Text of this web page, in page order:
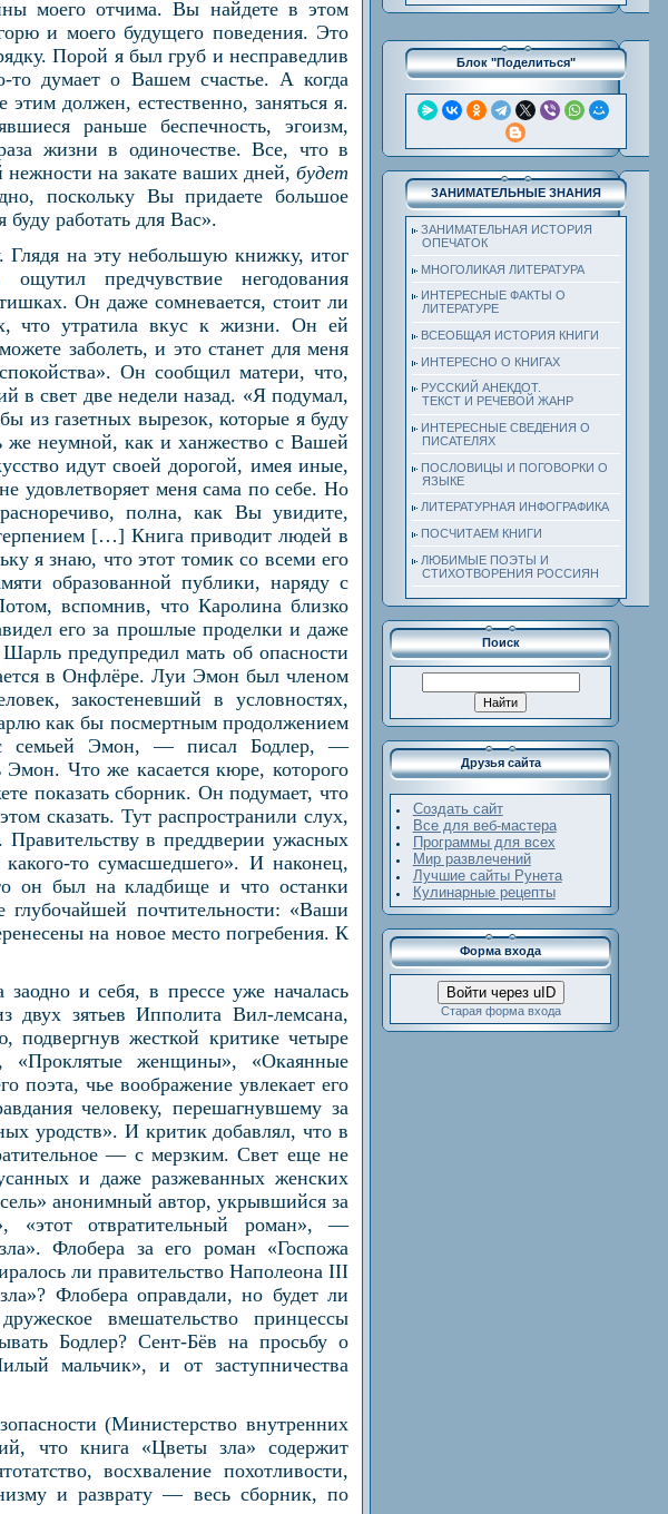
моего отчима. Вы найдете в этом
и моего будущего поведения. Это
Порой я был груб и несправедлив
думает о Вашем счастье. А когда
должен, естественно, заняться я.
раньше беспечность, эгоизм,
жизни в одиночестве. Все, что в
нежности на закате ваших дней, будет
поскольку Вы придаете большое
буду работать для Вас».
Глядя на эту небольшую книжку, итог
предчувствие негодования
Он даже сомневается, стоит ли
что утратила вкус к жизни. Он ей
заболеть, и это станет для меня
Он сообщил матери, что,
в свет две недели назад. «Я подумал,
из газетных вырезок, которые я буду
же неумной, как и ханжество с Вашей
идут своей дорогой, имея иные,
удовлетворяет меня сама по себе. Но
полна, как Вы увидите,
[…] Книга приводит людей в
я знаю, что этот томик со всеми его
образованной публики, наряду с
вспомнив, что Каролина близко
его за прошлые проделки и даже
предупредил мать об опасности
в Онфлёре. Луи Эмон был членом
закостеневший в условностях,
как бы посмертным продолжением
семьей Эмон, — писал Бодлер, —
Эмон. Что же касается кюре, которого
показать сборник. Он подумает, что
сказать. Тут распространили слух,
Правительству в преддверии ужасных
то сумасшедшего». И наконец,
он был на кладбище и что останки
глубочайшей почтительности: «Ваши
на новое место погребения. К
и себя, в прессе уже началась
двух зятьев Ипполита Вил-лемсана,
подвергнув жесткой критике четыре
«Проклятые женщины», «Окаянные
чье воображение увлекает его
человеку, перешагнувшему за
уродств». И критик добавлял, что в
— с мерзким. Свет еще не
и даже разжеванных женских
анонимный автор, укрывшийся за
«этот отвратительный роман», —
Флобера за его роман «Госпожа
ли правительство Наполеона III
Флобера оправдали, но будет ли
вмешательство принцессы
Бодлер? Сент-Бёв на просьбу о
мальчик», и от заступничества
(Министерство внутренних
что книга «Цветы зла» содержит
восхваление похотливости,
и разврату — весь сборник, по
Блок "Поделиться"
ЗАНИМАТЕЛЬНЫЕ ЗНАНИЯ
ЗАНИМАТЕЛЬНАЯ ИСТОРИЯ
ОПЕЧАТОК
МНОГОЛИКАЯ ЛИТЕРАТУРА
ИНТЕРЕСНЫЕ ФАКТЫ О
ЛИТЕРАТУРЕ
ВСЕОБЩАЯ ИСТОРИЯ КНИГИ
ИНТЕРЕСНО О КНИГАХ
РУССКИЙ АНЕКДОТ.
ТЕКСТ И РЕЧЕВОЙ ЖАНР
ИНТЕРЕСНЫЕ СВЕДЕНИЯ О
ПИСАТЕЛЯХ
ПОСЛОВИЦЫ И ПОГОВОРКИ О
ЯЗЫКЕ
ЛИТЕРАТУРНАЯ ИНФОГРАФИКА
ПОСЧИТАЕМ КНИГИ
ЛЮБИМЫЕ ПОЭТЫ И
СТИХОТВОРЕНИЯ РОССИЯН
Поиск
Друзья сайта
Создать сайт
Все для веб-мастера
Программы для всех
Мир развлечений
Лучшие сайты Рунета
Кулинарные рецепты
Форма входа
Войти через uID
Старая форма входа